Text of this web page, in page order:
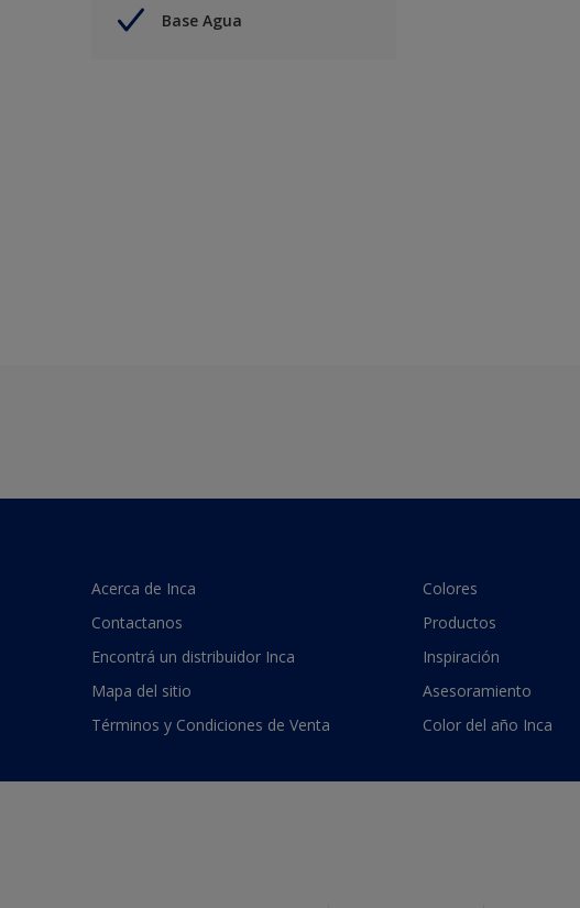
Base Agua
Acerca de Inca
Contactanos
Encontrá un distribuidor Inca
Mapa del sitio
Términos y Condiciones de Venta
Colores
Productos
Inspiración
Asesoramiento
Color del año Inca